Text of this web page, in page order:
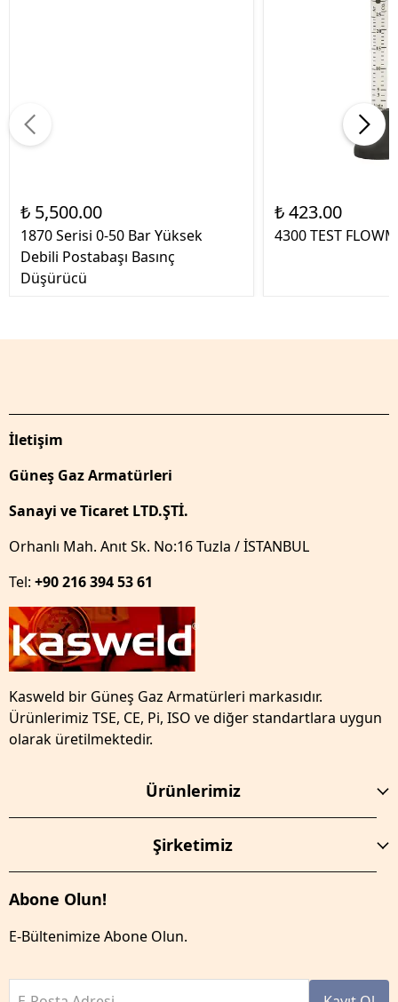
₺ 5,500.00
1870 Serisi 0-50 Bar Yüksek
Debili Postabaşı Basınç
Düşürücü
₺ 423.00
4300 TEST
İletişim
Güneş Gaz Armatürleri
Sanayi ve Ticaret LTD.ŞTİ.
Orhanlı Mah. Anıt Sk. No:16 Tuzla / İSTANBUL
Tel: +90 216 394 53 61
Kasweld bir Güneş Gaz Armatürleri markasıdır.
Ürünlerimiz TSE, CE, Pi, ISO ve diğer standartlara uygun
olarak üretilmektedir.
Ürünlerimiz
Şirketimiz
Abone Olun!
E-Bültenimize Abone Olun.